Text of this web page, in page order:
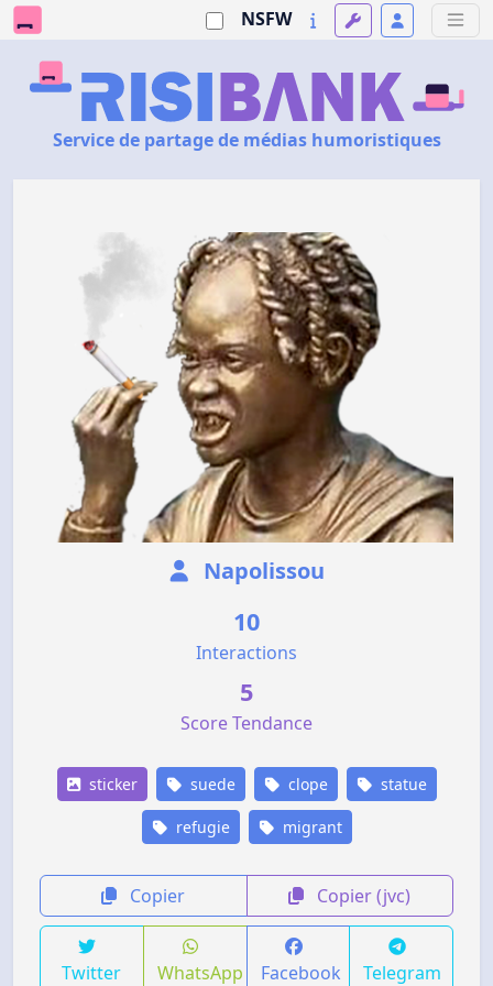
NSFW
Service de partage de médias humoristiques
Napolissou
10
Interactions
5
Score Tendance
sticker suede clope statue
refugie migrant
Copier Copier (jvc)
Twitter WhatsApp Facebook Telegram